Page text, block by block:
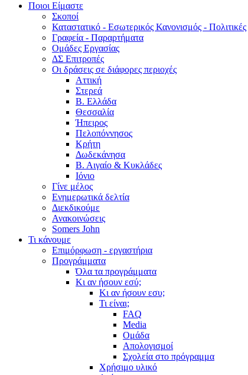
Ποιοι Είμαστε
Σκοποί
Καταστατικό - Εσωτερικός Κανονισμός - Πολιτικές
Γραφεία - Παραρτήματα
Ομάδες Εργασίας
ΔΣ Επιτροπές
Οι δράσεις σε διάφορες περιοχές
Αττική
Στερεά
Β. Ελλάδα
Θεσσαλία
Ήπειρος
Πελοπόννησος
Κρήτη
Δωδεκάνησα
Β. Αιγαίο & Κυκλάδες
Ιόνιο
Γίνε μέλος
Ενημερωτικά δελτία
Διεκδικούμε
Ανακοινώσεις
Somers John
Τι κάνουμε
Επιμόρφωση - εργαστήρια
Προγράμματα
Όλα τα προγράμματα
Κι αν ήσουν εσύ;
Κι αν ήσουν εσυ;
Τι είναι;
FAQ
Media
Ομάδα
Απολογισμοί
Σχολεία στο πρόγραμμα
Χρήσιμο υλικό